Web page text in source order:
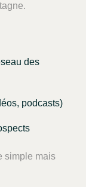
des
podcasts)
simple mais